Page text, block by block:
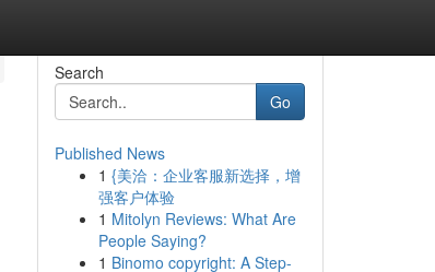
Search
Go
Published News
1 {美洽：企业客服新选择，增
强客户体验
1 Mitolyn Reviews: What Are
People Saying?
1 Binomo copyright: A Step-